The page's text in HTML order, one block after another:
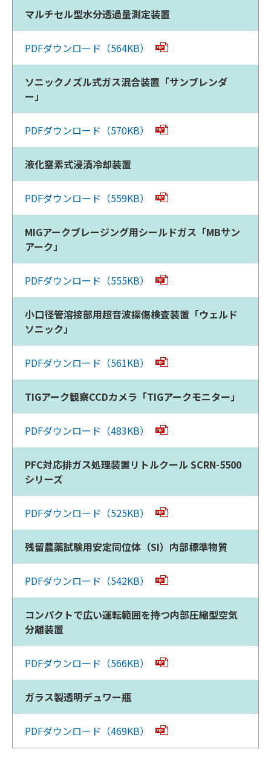
マルチセル型水分透過量測定装置
PDFダウンロード（564KB）
ソニックノズル式ガス混合装置「サンブレンダ
ー」
PDFダウンロード（570KB）
液化窒素式浸漬冷却装置
PDFダウンロード（559KB）
MIGアークブレージング用シールドガス「MBサン
アーク」
PDFダウンロード（555KB）
小口径管溶接部用超音波探傷検査装置「ウェルド
ソニック」
PDFダウンロード（561KB）
TIGアーク観察CCDカメラ「TIGアークモニター」
PDFダウンロード（483KB）
PFC対応排ガス処理装置リトルクール SCRN-5500
シリーズ
PDFダウンロード（525KB）
残留農薬試験用安定同位体（SI）内部標準物質
PDFダウンロード（542KB）
コンパクトで広い運転範囲を持つ内部圧縮型空気
分離装置
PDFダウンロード（566KB）
ガラス製透明デュワー瓶
PDFダウンロード（469KB）